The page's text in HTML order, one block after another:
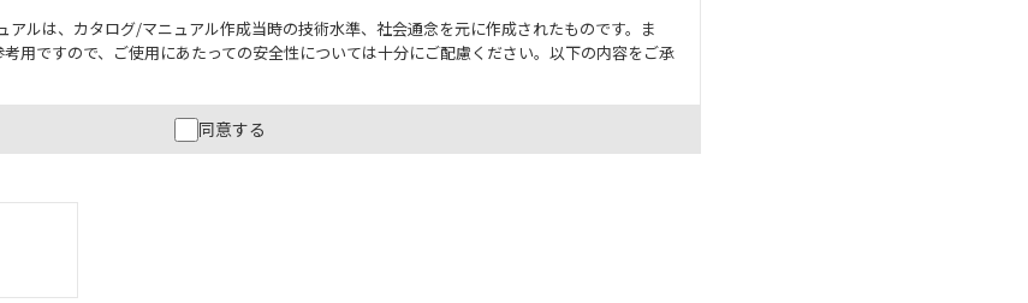
アルは、カタログ/マニュアル作成当時の技術水準、社会通念を元に作成されたものです。ま
用ですので、ご使用にあたっての安全性については十分にご配慮ください。以下の内容をご承
大な危険を及ぼすような用途に使用される場合には、システム全体として危険を知らせたり、冗
できるよう設計されていること、および本製品が全体の中で意図した用途に対して適切に配電・
いるアプリケーション事例は参考用ですので、ご採用に際しては機器・装置の機能や安全性を
絡先等は作成当時のものであり、変更・改定させていただいている可能性があります。改めて当
同意する